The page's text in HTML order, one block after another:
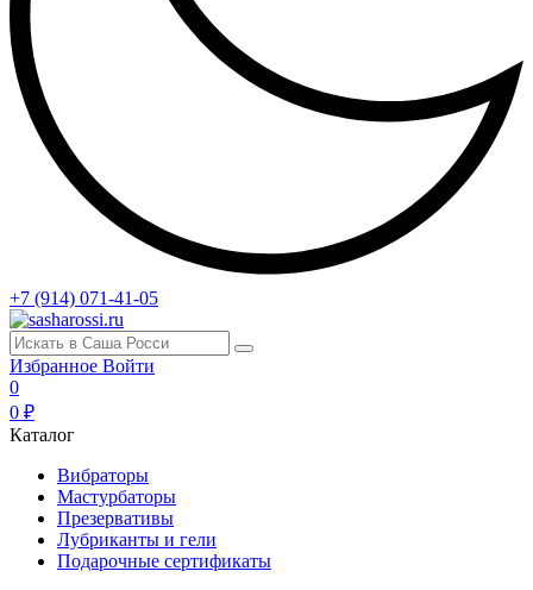
+7 (914) 071-41-05
Избранное Войти
0
0 ₽
Каталог
Вибраторы
Мастурбаторы
Презервативы
Лубриканты и гели
Подарочные сертификаты